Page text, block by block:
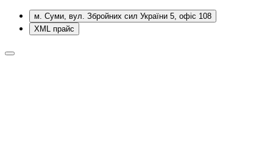
м. Суми, вул. Збройних сил України 5, офіс 108
XML прайс